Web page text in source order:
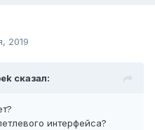
2019
сказал:
интерфейса?